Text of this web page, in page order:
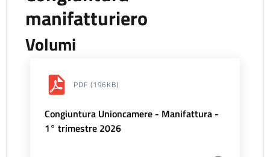
manifatturiero
Volumi
PDF (196KB)
Congiuntura Unioncamere - Manifattura -
1° trimestre 2026